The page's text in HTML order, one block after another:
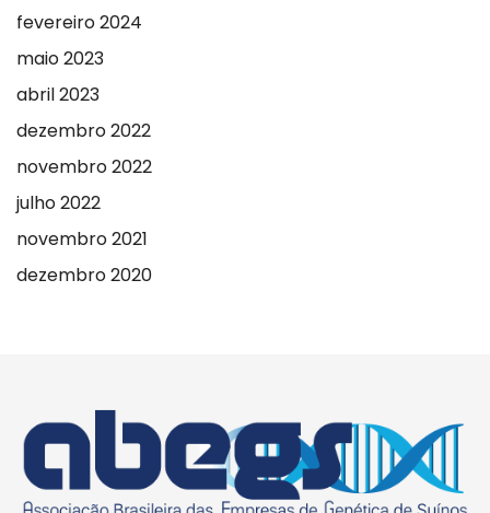
fevereiro 2024
maio 2023
abril 2023
dezembro 2022
novembro 2022
julho 2022
novembro 2021
dezembro 2020